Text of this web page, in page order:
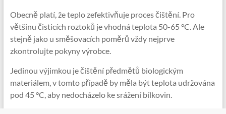
Obecně platí, že teplo zefektivňuje proces čištění. Pro
většinu čisticích roztoků je vhodná teplota 50-65 °C. Ale
stejně jako u směšovacích poměrů vždy nejprve
zkontrolujte pokyny výrobce.
Jedinou výjimkou je čištění předmětů biologickým
materiálem, v tomto případě by měla být teplota udržována
pod 45 °C, aby nedocházelo ke srážení bílkovin.